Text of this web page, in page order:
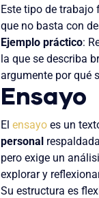
Este tipo de trabajo
que no basta con
Ejemplo práctico:
la que se describa
argumente por qué
Ensayo
El ensayo es un
personal
pero exige un
explorar y
Su estructura es